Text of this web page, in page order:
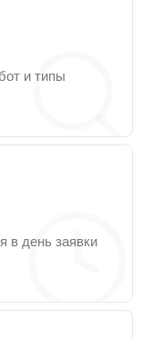
и типы
в день заявки